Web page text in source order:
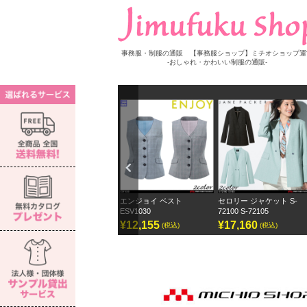
事務服・制服の通販 【事務服ショップ】ミチオショップ
-おしゃれ・かわいい制服の通販-
ous
S-
エンジョイ ベスト
ESV1030
¥12,155
セロリー ジャケット S-
72100 S-72105
¥17,160 (税込)
セロリー ワイドパンツ
ェーンパッカー
¥12,870 (税込)